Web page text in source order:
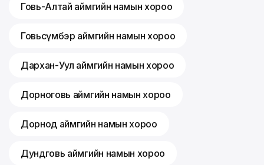
Говь-Алтай аймгийн намын хороо
Говьсүмбэр аймгийн намын хороо
Дархан-Уул аймгийн намын хороо
Дорноговь аймгийн намын хороо
Дорнод аймгийн намын хороо
Дундговь аймгийн намын хороо